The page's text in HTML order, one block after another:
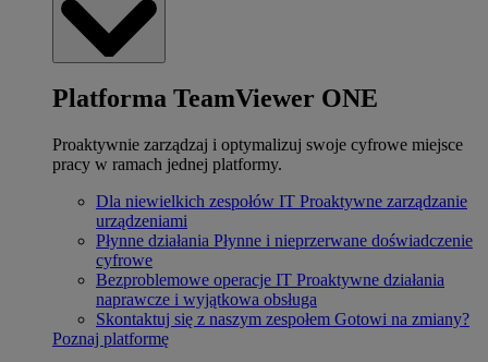
Platforma TeamViewer ONE
Proaktywnie zarządzaj i optymalizuj swoje cyfrowe miejsce
pracy w ramach jednej platformy.
Dla niewielkich zespołów IT Proaktywne zarządzanie
urządzeniami
Płynne działania Płynne i nieprzerwane doświadczenie
cyfrowe
Bezproblemowe operacje IT Proaktywne działania
naprawcze i wyjątkowa obsługa
Skontaktuj się z naszym zespołem Gotowi na zmiany?
Poznaj platformę